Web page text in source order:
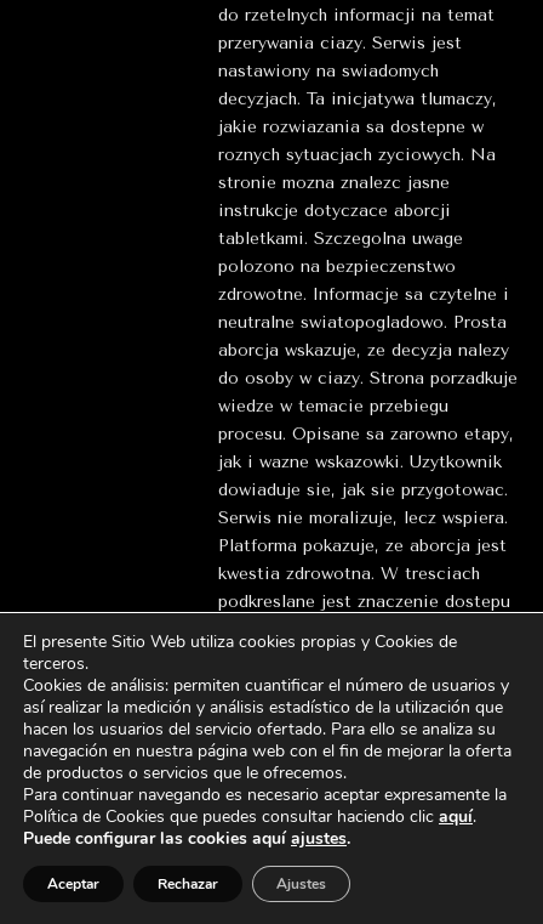
do rzetelnych informacji na temat
przerywania ciazy. Serwis jest
nastawiony na swiadomych
decyzjach. Ta inicjatywa tlumaczy,
jakie rozwiazania sa dostepne w
roznych sytuacjach zyciowych. Na
stronie mozna znalezc jasne
instrukcje dotyczace aborcji
tabletkami. Szczegolna uwage
polozono na bezpieczenstwo
zdrowotne. Informacje sa czytelne i
neutralne swiatopogladowo. Prosta
aborcja wskazuje, ze decyzja nalezy
do osoby w ciazy. Strona porzadkuje
wiedze w temacie przebiegu
procesu. Opisane sa zarowno etapy,
jak i wazne wskazowki. Uzytkownik
dowiaduje sie, jak sie przygotowac.
Serwis nie moralizuje, lecz wspiera.
Platforma pokazuje, ze aborcja jest
kwestia zdrowotna. W tresciach
podkreslane jest znaczenie dostepu
pytania. Inicjatywa systematyzuje
skomplikowane informacje. Dzieki
temu latwiej ocenic mozliwosci.
Tresci sa oparte na faktach.
Uzytkownicy moga poczuc sie
pewniej. Strona nie wskazuje jednej
drogi. Projekt informacyjny promuje
samodzielnosc. Kazda sytuacja jest
traktowana indywidualnie. Serwis
eliminuje dezinformacje. Rzetelnosc
El presente Sitio Web utiliza cookies propias y Cookies de
terceros.
Cookies de análisis: permiten cuantificar el número de usuarios y
así realizar la medición y análisis estadístico de la utilización que
hacen los usuarios del servicio ofertado. Para ello se analiza su
navegación en nuestra página web con el fin de mejorar la oferta
de productos o servicios que le ofrecemos.
Para continuar navegando es necesario aceptar expresamente la
Política de Cookies que puedes consultar haciendo clic aquí.
Puede configurar las cookies aquíajustes.
Aceptar Rechazar Ajustes